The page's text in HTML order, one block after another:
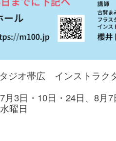
ジオ帯広 インストラ
3日・10日・24日、8月7
曜日